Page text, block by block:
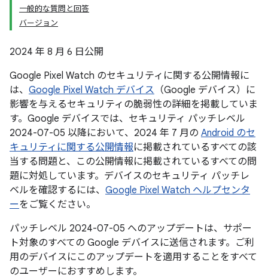
一般的な質問と回答
バージョン
2024 年 8 月 6 日公開
Google Pixel Watch のセキュリティに関する公開情報に
は、 Google Pixel Watch デバイス （Google デバイス）に
影響を与えるセキュリティの脆弱性の詳細を掲載していま
す。Google デバイスでは、セキュリティ パッチレベル
2024-07-05 以降において、2024 年 7 月の Android のセ
キュリティに関する公開情報に掲載されているすべての該
当する問題と、この公開情報に掲載されているすべての問
題に対処しています。デバイスのセキュリティ パッチレ
ベルを確認するには、 Google Pixel Watch ヘルプセンタ
ーをご覧ください。
パッチレベル 2024-07-05 へのアップデートは、サポー
ト対象のすべての Google デバイスに送信されます。ご利
用のデバイスにこのアップデートを適用することをすべて
のユーザーにおすすめします。